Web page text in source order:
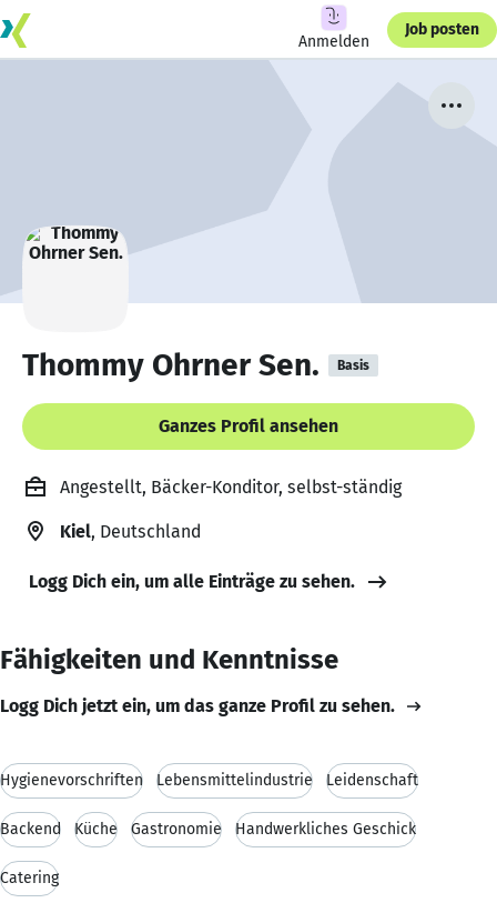
Anmelden
Job posten
Thommy Ohrner Sen. Basis
Ganzes Profil ansehen
Angestellt, Bäcker-Konditor, selbst-ständig
Kiel, Deutschland
Logg Dich ein, um alle Einträge zu sehen.
Fähigkeiten und Kenntnisse
Logg Dich jetzt ein, um das ganze Profil zu sehen.
Hygienevorschriften Lebensmittelindustrie Leidenschaft
Backend Küche Gastronomie Handwerkliches Geschick
Catering